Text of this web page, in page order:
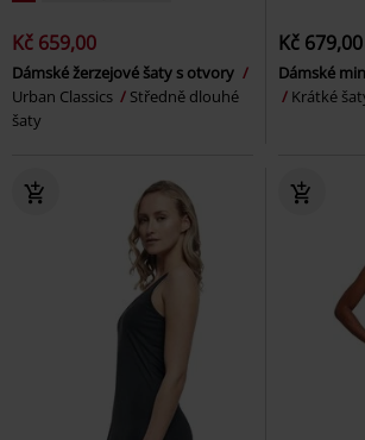
Kč 659,00
Dámské žerzejové šaty s otvory
Urban Classics
Středně dlouhé
šaty
Kč 679,00
Dámské
Krátké